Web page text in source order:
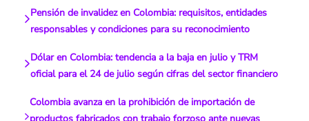
Pensión de invalidez en Colombia: requisitos, entidades
responsables y condiciones para su reconocimiento
Dólar en Colombia: tendencia a la baja en julio y TRM
oficial para el 24 de julio según cifras del sector financiero
Colombia avanza en la prohibición de importación de